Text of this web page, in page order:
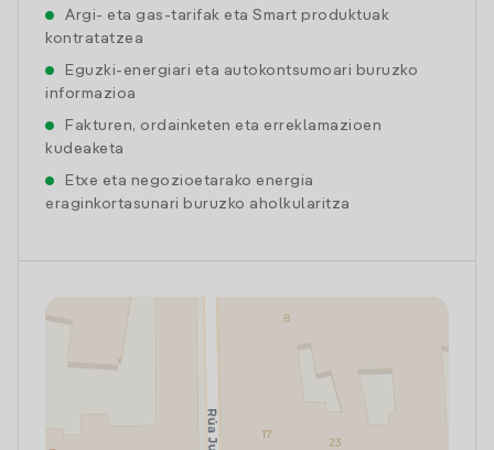
Argi- eta gas-tarifak eta Smart produktuak
kontratatzea
Eguzki-energiari eta autokontsumoari buruzko
informazioa
Fakturen, ordainketen eta erreklamazioen
kudeaketa
Etxe eta negozioetarako energia
eraginkortasunari buruzko aholkularitza